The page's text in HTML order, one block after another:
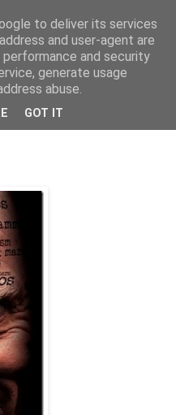
to deliver its services
and user-agent are
and security
generate usage
abuse.
GOT IT